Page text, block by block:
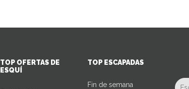
TOP OFERTAS DE
ESQUÍ
TOP ESCAPADAS
Fin de semana